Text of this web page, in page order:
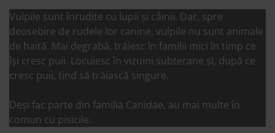
Vulpile sunt înrudite cu lupii și câinii. Dar, spre
deosebire de rudele lor canine, vulpile nu sunt animale
de haită. Mai degrabă, trăiesc în familii mici în timp ce
își cresc puii. Locuiesc în vizuini subterane și, după ce
cresc puii, tind să trăiască singure.
Deși fac parte din familia Canidae, au mai multe în
comun cu pisicile.